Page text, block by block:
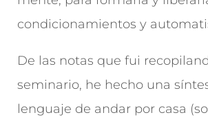
condicionamientos y
De las notas que fui
seminario, he hecho una
lenguaje de andar por casa